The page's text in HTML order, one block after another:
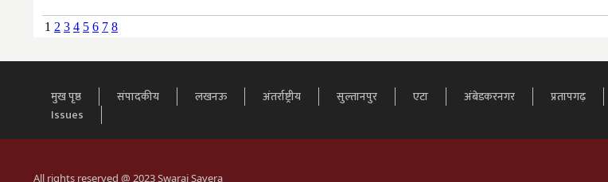
1 2 3 4 5 6 7 8
मुख पृष्ठ संपादकीय लखनऊ अंतर्राष्ट्रीय सुल्तानपुर एटा अंबेडकरनगर प्रतापगढ़
Issues
All rights reserved @ 2023 Swaraj Savera